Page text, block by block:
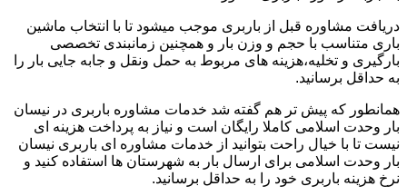
دریافت مشاوره قبل از باربری موجب میشود تا با انتخاب ماشین
باری متناسب با حجم و وزن بار و همچنین زمانبندی تخصصی
بارگیری و تخلیه،هزینه های مربوط به حمل ونقل و جابه جایی بار را
به حداقل برسانید.
همانطور که پیش تر هم گفته شد خدمات مشاوره باربری در نیسان
بار وحدت اسلامی کاملا رایگان است و نیاز به پرداخت هزینه ای
نیست تا با خیال راحت بتوانید از خدمات مشاوره ای باربری نیسان
بار وحدت اسلامی برای ارسال بار به شهرستان ها استفاده کنید و
نرخ هزینه باربری خود را به حداقل برسانید.